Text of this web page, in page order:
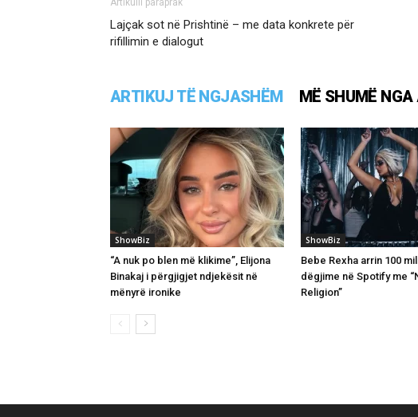
Lajçak sot në Prishtinë – me data konkrete për
rifillimin e dialogut
ARTIKUJ TË NGJASHËM MË SHUMË NGA
ShowBiz
“A nuk po blen më klikime”, Elijona
Binakaj i përgjigjet ndjekësit në
mënyrë ironike
ShowBiz
Bebe Rexha arrin 100
dëgjime në Spotify me
Religion”